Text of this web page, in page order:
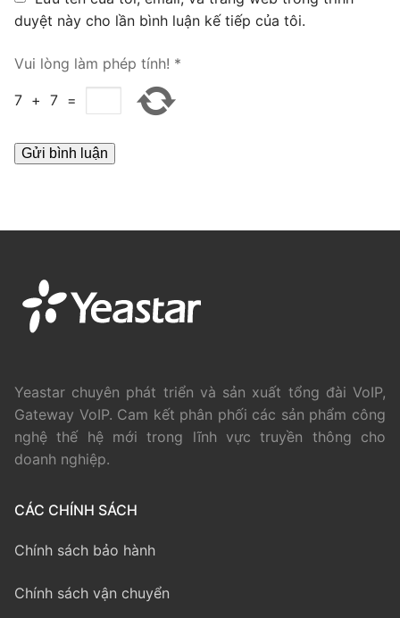
duyệt này cho lần bình luận kế tiếp của tôi.
Vui lòng làm phép tính! *
7 + 7 =
Yeastar chuyên phát triển và sản xuất tổng đài VoIP,
Gateway VoIP. Cam kết phân phối các sản phẩm công
nghệ thế hệ mới trong lĩnh vực truyền thông cho
doanh nghiệp.
CÁC CHÍNH SÁCH
Chính sách bảo hành
Chính sách vận chuyển